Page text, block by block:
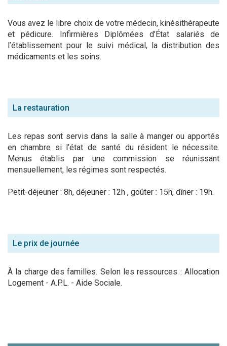
Vous avez le libre choix de votre médecin, kinésithérapeute
et pédicure. Infirmières Diplômées d’État salariés de
l’établissement pour le suivi médical, la distribution des
médicaments et les soins.
La restauration
Les repas sont servis dans la salle à manger ou apportés
en chambre si l’état de santé du résident le nécessite.
Menus établis par une commission se réunissant
mensuellement, les régimes sont respectés.
Petit-déjeuner : 8h, déjeuner : 12h , goûter : 15h, dîner : 19h.
Le prix de journée
À la charge des familles. Selon les ressources : Allocation
Logement - A.P.L. - Aide Sociale.